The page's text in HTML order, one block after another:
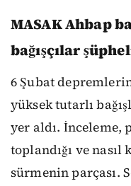
MASAK Ahbap
bağışçılar
6 Şubat
yüksek tutarlı
yer aldı. İnceleme,
toplandığı ve
sürmenin parçası.